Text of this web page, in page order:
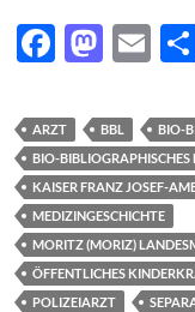
F
e
b
o
o
k
M
to
d
o
n
E
ail
ARZT BBL
BIO-
BIO-BIBLIOGRAPHISCHES
KAISER FRANZ JOSEF-
MEDIZINGESCHICHTE
MORITZ (MORIZ)
ÖFFENTLICHES
POLIZEIARZT